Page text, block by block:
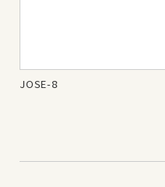
JOSE-8